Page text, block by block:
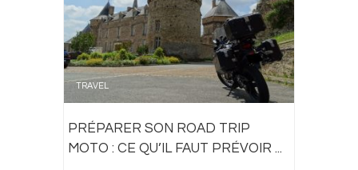
TRAVEL
PRÉPARER SON ROAD TRIP
MOTO : CE QU’IL FAUT PRÉVOIR ...